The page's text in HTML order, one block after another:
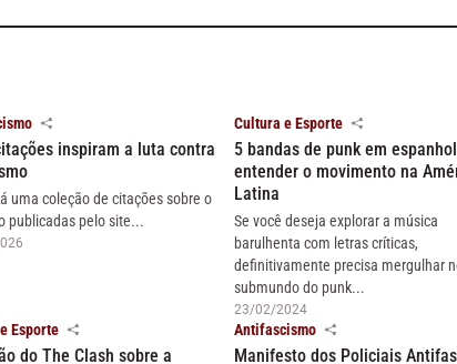
inspiram a luta contra
uma coleção de citações sobre o
publicadas pelo site...
Cultura e Esporte
5 bandas de punk em
entender o movimento na
Latina
Se você deseja explorar a música
barulhenta com letras críticas,
definitivamente precisa mergulhar
submundo do punk...
23/02/2024
Esporte
do The Clash sobre a
Antifascismo
Manifesto dos Policiais